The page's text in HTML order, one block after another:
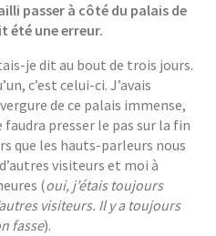
passer à côté du palais de
été une erreur.
je dit au bout de trois jours.
c’est celui-ci. J’avais
de ce palais immense,
presser le pas sur la fin
que les hauts-parleurs nous
visiteurs et moi à
(oui, j’étais toujours
visiteurs. Il y a toujours
fasse).